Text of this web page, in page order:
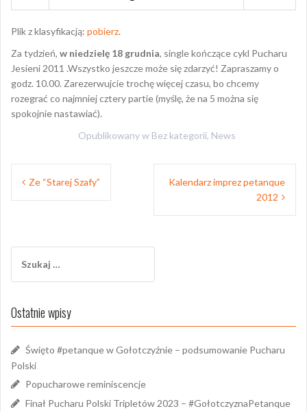
Plik z klasyfikacją: pobierz.
Za tydzień, w niedzielę 18 grudnia, single kończące cykl Pucharu
Jesieni 2011 .Wszystko jeszcze może się zdarzyć! Zapraszamy o
godz. 10.00. Zarezerwujcie trochę więcej czasu, bo chcemy
rozegrać co najmniej cztery partie (myślę, że na 5 można się
spokojnie nastawiać).
Opublikowany w Bez kategorii, News
Nawigacja
Ze “Starej Szafy”
Kalendarz imprez petanque
2012
Ostatnie wpisy
Święto #petanque w Gołotczyźnie – podsumowanie Pucharu
Polski
Popucharowe reminiscencje
Finał Pucharu Polski Tripletów 2023 – #GołotczyznaPetanque